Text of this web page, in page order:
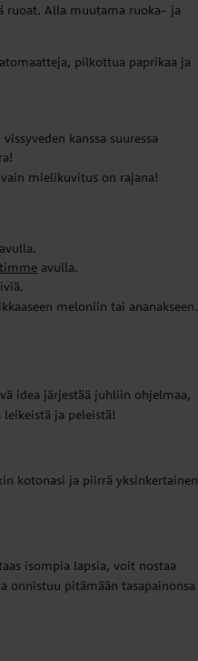
ruoat. Alla muutama ruoka- ja
pilkottua paprikaa ja
kanssa suuressa
mielikuvitus on rajana!
avulla.
meloniin tai ananakseen.
idea järjestää juhliin ohjelmaa,
ja peleistä!
kotonasi ja piirrä yksinkertainen
isompia lapsia, voit nostaa
onnistuu pitämään tasapainonsa